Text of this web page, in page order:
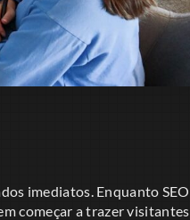
imediatos. Enquanto SEO
começar a trazer visitantes